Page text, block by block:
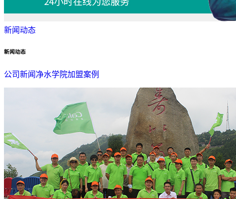
新闻动态
新闻动态
公司新闻 净水学院加盟案例